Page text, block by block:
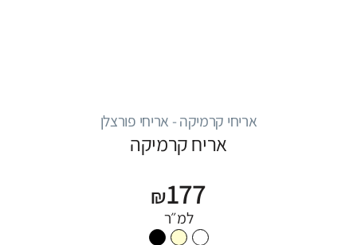
אריחי קרמיקה - אריחי פורצלן
אריח קרמיקה
₪177
למ״ר